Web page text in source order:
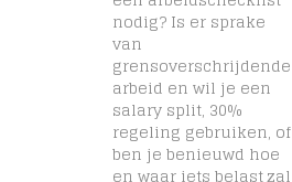
nodig? Is er sprake
van
grensoverschrijdende
arbeid en wil je een
salary split, 30%
regeling gebruiken, of
ben je benieuwd hoe
en waar iets belast zal